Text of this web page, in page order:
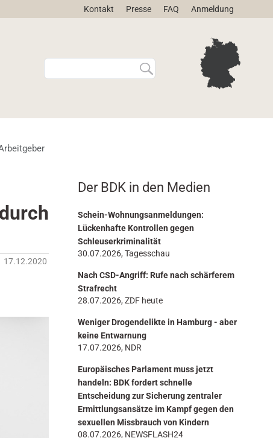
Kontakt Presse FAQ Anmeldung
W
e
d
s
h
e
E
r
r
c
…
17.12.2020
Der BDK in den Medien
Schein-Wohnungsanmeldungen:
Lückenhafte Kontrollen gegen
Schleuserkriminalität
30.07.2026, Tagesschau
Nach CSD-Angriff: Rufe nach schärferem
Strafrecht
28.07.2026, ZDF heute
Weniger Drogendelikte in Hamburg - aber
keine Entwarnung
17.07.2026, NDR
Europäisches Parlament muss jetzt
handeln: BDK fordert schnelle
Entscheidung zur Sicherung zentraler
Ermittlungsansätze im Kampf gegen den
sexuellen Missbrauch von Kindern
08.07.2026, NEWSFLASH24